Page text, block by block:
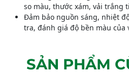
so màu, thước xám, vải trắng
Đảm bảo nguồn sáng, nhiệt
tra, đánh giá độ bền màu của
SẢN PHẨM